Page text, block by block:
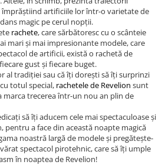
împrăștiind artificiile lor într-o varietate de
magic pe cerul nopții.
rachete, care sărbătoresc cu o scânteie
mari și mai impresionante modele, care
de artificii, există o rachetă de
gust și fiecare buget.
al tradiției sau că îți dorești să îți surprinzi
totul special, rachetele de Revelion sunt
marca trecerea într-un nou an plin de
să îți aducem cele mai spectaculoase și
pentru a face din această noapte magică
noastră largă de modele și pregătește-
spectacol pirotehnic, care să îți umple
în noaptea de Revelion!